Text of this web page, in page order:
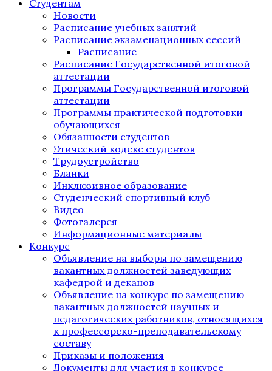
Студентам
Новости
Расписание учебных занятий
Расписание экзаменационных сессий
Расписание
Расписание Государственной итоговой
аттестации
Программы Государственной итоговой
аттестации
Программы практической подготовки
обучающихся
Обязанности студентов
Этический кодекс студентов
Трудоустройство
Бланки
Инклюзивное образование
Студенческий спортивный клуб
Видео
Фотогалерея
Информационные материалы
Конкурс
Объявление на выборы по замещению
вакантных должностей заведующих
кафедрой и деканов
Объявление на конкурс по замещению
вакантных должностей научных и
педагогических работников, относящихся
к профессорско-преподавательскому
составу
Приказы и положения
Документы для участия в конкурсе